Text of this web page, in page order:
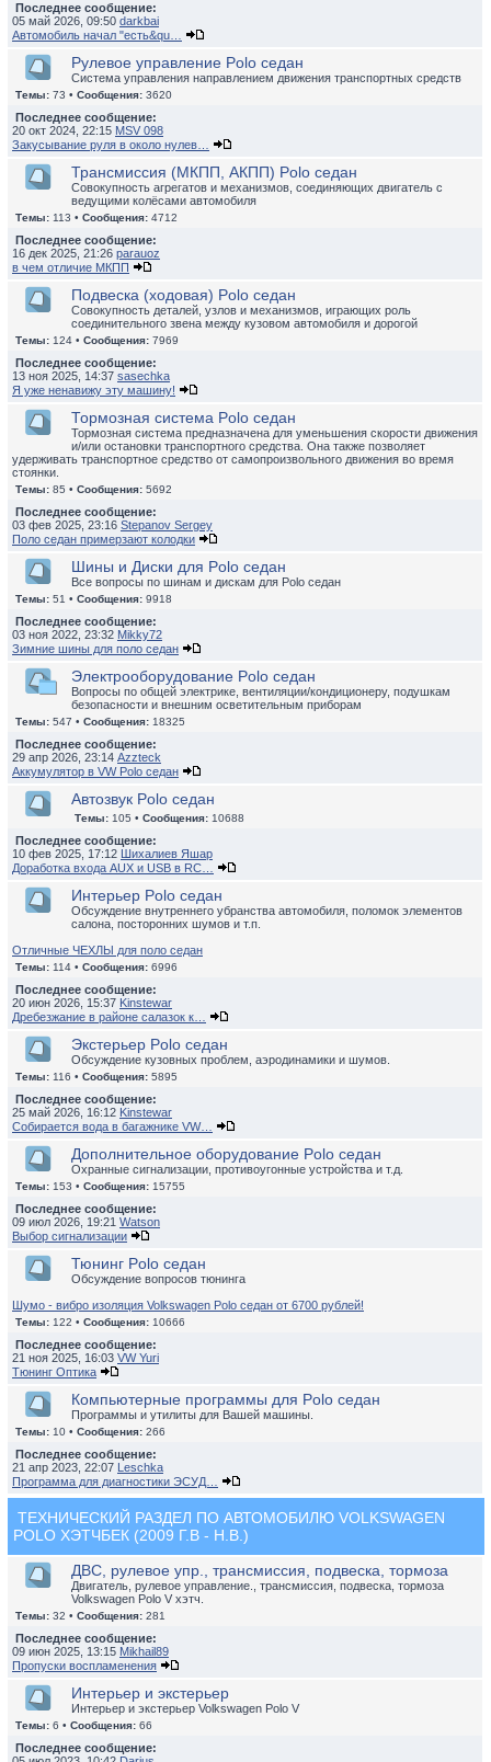
Последнее сообщение:
05 май 2026, 09:50 darkbai
Автомобиль начал "есть&qu…
Рулевое управление Polo седан
Система управления направлением движения транспортных средств
Темы: 73 • Сообщения: 3620
Последнее сообщение:
20 окт 2024, 22:15 MSV 098
Закусывание руля в около нулев…
Трансмиссия (МКПП, АКПП) Polo седан
Совокупность агрегатов и механизмов, соединяющих двигатель с
ведущими колёсами автомобиля
Темы: 113 • Сообщения: 4712
Последнее сообщение:
16 дек 2025, 21:26 parauoz
в чем отличие МКПП
Подвеска (ходовая) Polo седан
Совокупность деталей, узлов и механизмов, играющих роль
соединительного звена между кузовом автомобиля и дорогой
Темы: 124 • Сообщения: 7969
Последнее сообщение:
13 ноя 2025, 14:37 sasechka
Я уже ненавижу эту машину!
Тормозная система Polo седан
Тормозная система предназначена для уменьшения скорости движения
и/или остановки транспортного средства. Она также позволяет
удерживать транспортное средство от самопроизвольного движения во время
стоянки.
Темы: 85 • Сообщения: 5692
Последнее сообщение:
03 фев 2025, 23:16 Stepanov Sergey
Поло седан примерзают колодки
Шины и Диски для Polo седан
Все вопросы по шинам и дискам для Polo седан
Темы: 51 • Сообщения: 9918
Последнее сообщение:
03 ноя 2022, 23:32 Mikky72
Зимние шины для поло седан
Электрооборудование Polo седан
Вопросы по общей электрике, вентиляции/кондиционеру, подушкам
безопасности и внешним осветительным приборам
Темы: 547 • Сообщения: 18325
Последнее сообщение:
29 апр 2026, 23:14 Azzteck
Аккумулятор в VW Polo седан
Автозвук Polo седан
Темы: 105 • Сообщения: 10688
Последнее сообщение:
10 фев 2025, 17:12 Шихалиев Яшар
Доработка входа AUX и USB в RC…
Интерьер Polo седан
Обсуждение внутреннего убранства автомобиля, поломок элементов
салона, посторонних шумов и т.п.
Отличные ЧЕХЛЫ для поло седан
Темы: 114 • Сообщения: 6996
Последнее сообщение:
20 июн 2026, 15:37 Kinstewar
Дребезжание в районе салазок к…
Экстерьер Polo седан
Обсуждение кузовных проблем, аэродинамики и шумов.
Темы: 116 • Сообщения: 5895
Последнее сообщение:
25 май 2026, 16:12 Kinstewar
Собирается вода в багажнике VW…
Дополнительное оборудование Polo седан
Охранные сигнализации, противоугонные устройства и т.д.
Темы: 153 • Сообщения: 15755
Последнее сообщение:
09 июл 2026, 19:21 Watson
Выбор сигнализации
Тюнинг Polo седан
Обсуждение вопросов тюнинга
Шумо - вибро изоляция Volkswagen Polo седан от 6700 рублей!
Темы: 122 • Сообщения: 10666
Последнее сообщение:
21 ноя 2025, 16:03 VW Yuri
Тюнинг Оптика
Компьютерные программы для Polo седан
Программы и утилиты для Вашей машины.
Темы: 10 • Сообщения: 266
Последнее сообщение:
21 апр 2023, 22:07 Leschka
Программа для диагностики ЭСУД…
ТЕХНИЧЕСКИЙ РАЗДЕЛ ПО АВТОМОБИЛЮ VOLKSWAGEN
POLO ХЭТЧБЕК (2009 Г.В - Н.В.)
ДВС, рулевое упр., трансмиссия, подвеска, тормоза
Двигатель, рулевое управление., трансмиссия, подвеска, тормоза
Volkswagen Polo V хэтч.
Темы: 32 • Сообщения: 281
Последнее сообщение:
09 июн 2025, 13:15 Mikhail89
Пропуски воспламенения
Интерьер и экстерьер
Интерьер и экстерьер Volkswagen Polo V
Темы: 6 • Сообщения: 66
Последнее сообщение: